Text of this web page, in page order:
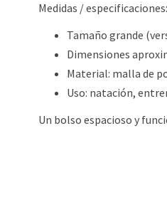
Medidas / especificaciones:
Tamaño grande
Dimensiones
Material: malla de
Uso: natación,
Un bolso espacioso y